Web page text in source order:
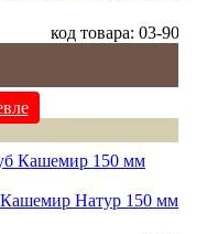
код товара: 03-90
Натур 150 мм